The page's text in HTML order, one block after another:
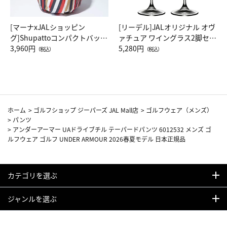
[マーナxJALショッピン
グ]Shupattoコンパクトバッグ
Drop JAL客室乗務員（LC）ス
3,960円 （税込）
[リーデル]JALオリジナル オヴ
ァチュア ワイングラス2脚セッ
ト（レッドワイン）
5,280円 （税込）
ホーム > ゴルフショップ ジーパーズ JAL Mall店 > ゴルフウェア（メンズ）
> パンツ
> アンダーアーマー UAドライブチル テーパードパンツ 6012532 メンズ ゴ
ルフウェア ゴルフ UNDER ARMOUR 2026春夏モデル 日本正規品
カテゴリを選ぶ
ジャンルを選ぶ